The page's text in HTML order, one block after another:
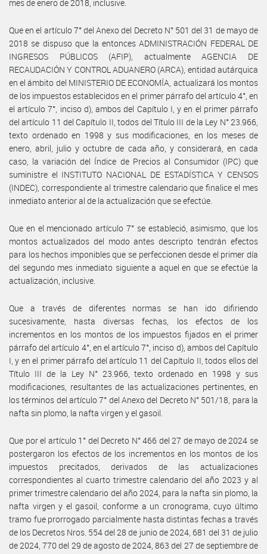
mes de enero de 2018, inclusive.
Que en el artículo 7° del Anexo del Decreto N° 501 del 31 de mayo de
2018 se dispuso que la entonces ADMINISTRACIÓN FEDERAL DE
INGRESOS PÚBLICOS (AFIP), actualmente AGENCIA DE
RECAUDACIÓN Y CONTROL ADUANERO (ARCA), entidad autárquica
en el ámbito del MINISTERIO DE ECONOMÍA, actualizará los montos
de los impuestos establecidos en el primer párrafo del artículo 4°, en
el artículo 7°, inciso d), ambos del Capítulo I, y en el primer párrafo
del artículo 11 del Capítulo II, todos del Título III de la Ley N° 23.966,
texto ordenado en 1998 y sus modificaciones, en los meses de
enero, abril, julio y octubre de cada año, y considerará, en cada
caso, la variación del Índice de Precios al Consumidor (IPC) que
suministre el INSTITUTO NACIONAL DE ESTADÍSTICA Y CENSOS
(INDEC), correspondiente al trimestre calendario que finalice el mes
inmediato anterior al de la actualización que se efectúe.
Que en el mencionado artículo 7° se estableció, asimismo, que los
montos actualizados del modo antes descripto tendrán efectos
para los hechos imponibles que se perfeccionen desde el primer día
del segundo mes inmediato siguiente a aquel en que se efectúe la
actualización, inclusive.
Que a través de diferentes normas se han ido difiriendo
sucesivamente, hasta diversas fechas, los efectos de los
incrementos en los montos de los impuestos fijados en el primer
párrafo del artículo 4°, en el artículo 7°, inciso d), ambos del Capítulo
I, y en el primer párrafo del artículo 11 del Capítulo II, todos ellos del
Título III de la Ley N° 23.966, texto ordenado en 1998 y sus
modificaciones, resultantes de las actualizaciones pertinentes, en
los términos del artículo 7° del Anexo del Decreto N° 501/18, para la
nafta sin plomo, la nafta virgen y el gasoil.
Que por el artículo 1° del Decreto N° 466 del 27 de mayo de 2024 se
postergaron los efectos de los incrementos en los montos de los
impuestos precitados, derivados de las actualizaciones
correspondientes al cuarto trimestre calendario del año 2023 y al
primer trimestre calendario del año 2024, para la nafta sin plomo, la
nafta virgen y el gasoil, conforme a un cronograma, cuyo último
tramo fue prorrogado parcialmente hasta distintas fechas a través
de los Decretos Nros. 554 del 28 de junio de 2024, 681 del 31 de julio
de 2024, 770 del 29 de agosto de 2024, 863 del 27 de septiembre de